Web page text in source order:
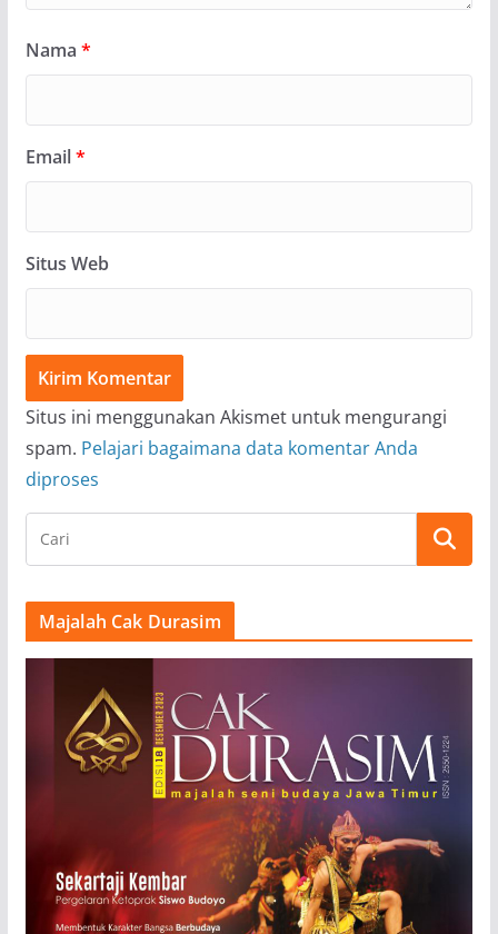
Nama *
Email*
Situs Web
Situs ini menggunakan Akismet untuk mengurangi
spam. Pelajari bagaimana data komentar Anda
diproses
Majalah Cak Durasim